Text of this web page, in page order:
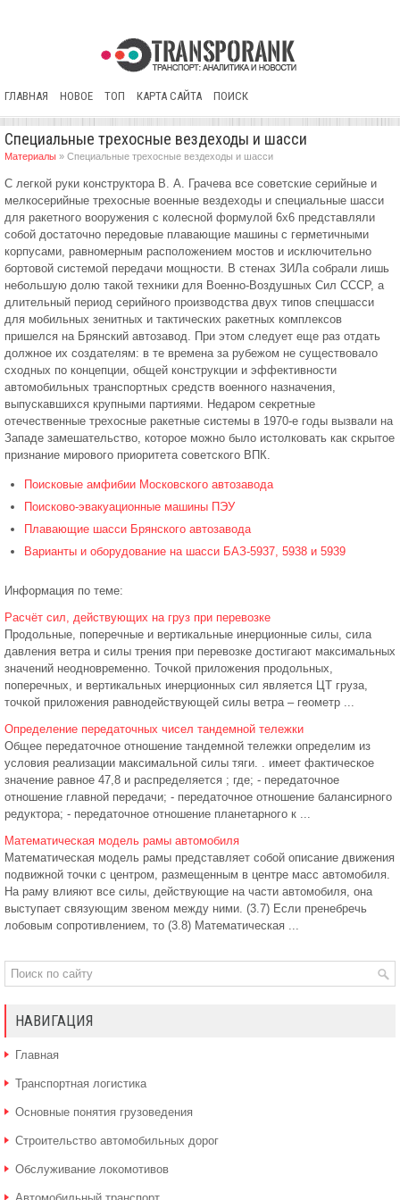
ГЛАВНАЯ НОВОЕ ТОП КАРТА САЙТА ПОИСК
Специальные трехосные вездеходы и шасси
Материалы » Специальные трехосные вездеходы и шасси
С легкой руки конструктора В. А. Грачева все советские серийные и
мелкосерийные трехосные военные вездеходы и специальные шасси
для ракетного вооружения с колесной формулой 6x6 представляли
собой достаточно передовые плавающие машины с герметичными
корпусами, равномерным расположением мостов и исключительно
бортовой системой передачи мощности. В стенах ЗИЛа собрали лишь
небольшую долю такой техники для Военно-Воздушных Сил СССР, а
длительный период серийного производства двух типов спецшасси
для мобильных зенитных и тактических ракетных комплексов
пришелся на Брянский автозавод. При этом следует еще раз отдать
должное их создателям: в те времена за рубежом не существовало
сходных по концепции, общей конструкции и эффективности
автомобильных транспортных средств военного назначения,
выпускавшихся крупными партиями. Недаром секретные
отечественные трехосные ракетные системы в 1970-е годы вызвали на
Западе замешательство, которое можно было истолковать как скрытое
признание мирового приоритета советского ВПК.
Поисковые амфибии Московского автозавода
Поисково-эвакуационные машины ПЭУ
Плавающие шасси Брянского автозавода
Варианты и оборудование на шасси БАЗ-5937, 5938 и 5939
Информация по теме:
Расчёт сил, действующих на груз при перевозке
Продольные, поперечные и вертикальные инерционные силы, сила
давления ветра и силы трения при перевозке достигают максимальных
значений неодновременно. Точкой приложения продольных,
поперечных, и вертикальных инерционных сил является ЦТ груза,
точкой приложения равнодействующей силы ветра – геометр ...
Определение передаточных чисел тандемной тележки
Общее передаточное отношение тандемной тележки определим из
условия реализации максимальной силы тяги. . имеет фактическое
значение равное 47,8 и распределяется ; где; - передаточное
отношение главной передачи; - передаточное отношение балансирного
редуктора; - передаточное отношение планетарного к ...
Математическая модель рамы автомобиля
Математическая модель рамы представляет собой описание движения
подвижной точки с центром, размещенным в центре масс автомобиля.
На раму влияют все силы, действующие на части автомобиля, она
выступает связующим звеном между ними. (3.7) Если пренебречь
лобовым сопротивлением, то (3.8) Математическая ...
НАВИГАЦИЯ
Главная
Транспортная логистика
Основные понятия грузоведения
Строительство автомобильных дорог
Обслуживание локомотивов